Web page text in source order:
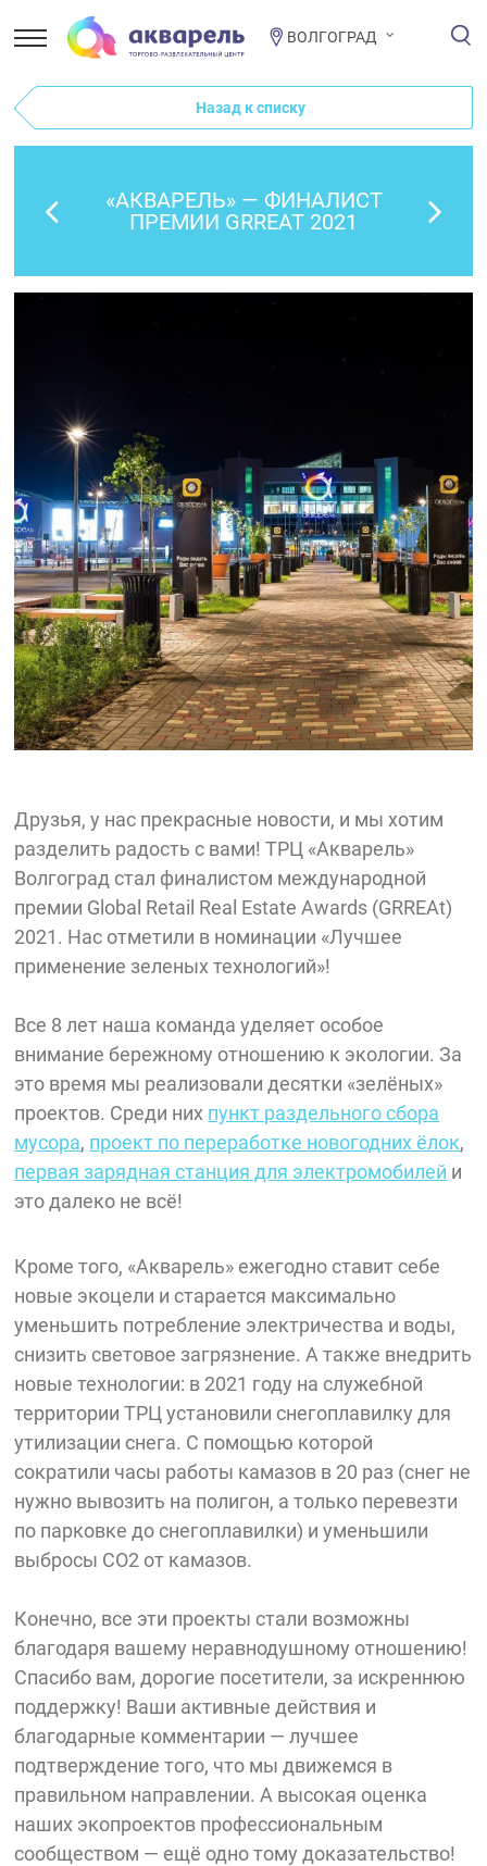
ВОЛГОГРАД
Назад к списку
«АКВАРЕЛЬ» — ФИНАЛИСТ
ПРЕМИИ GRREAT 2021
Друзья, у нас прекрасные новости, и мы хотим
разделить радость с вами! ТРЦ «Акварель»
Волгоград стал финалистом международной
премии Global Retail Real Estate Awards (GRREAt)
2021. Нас отметили в номинации «Лучшее
применение зеленых технологий»!
Все 8 лет наша команда уделяет особое
внимание бережному отношению к экологии. За
это время мы реализовали десятки «зелёных»
проектов. Среди них пункт раздельного сбора
мусора, проект по переработке новогодних ёлок,
первая зарядная станция для электромобилей и
это далеко не всё!
Кроме того, «Акварель» ежегодно ставит себе
новые экоцели и старается максимально
уменьшить потребление электричества и воды,
снизить световое загрязнение. А также внедрить
новые технологии: в 2021 году на служебной
территории ТРЦ установили снегоплавилку для
утилизации снега. С помощью которой
сократили часы работы камазов в 20 раз (снег не
нужно вывозить на полигон, а только перевезти
по парковке до снегоплавилки) и уменьшили
выбросы CO2 от камазов.
Конечно, все эти проекты стали возможны
благодаря вашему неравнодушному отношению!
Спасибо вам, дорогие посетители, за искреннюю
поддержку! Ваши активные действия и
благодарные комментарии — лучшее
подтверждение того, что мы движемся в
правильном направлении. А высокая оценка
наших экопроектов профессиональным
сообществом — ещё одно тому доказательство!